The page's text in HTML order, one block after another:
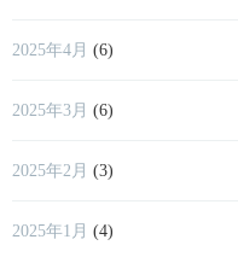
2025年4月 (6)
2025年3月 (6)
2025年2月 (3)
2025年1月 (4)